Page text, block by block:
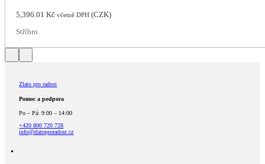
5,396.01Kč včetně DPH (CZK)
Stříbro
Zlato pro radost
Pomoc a podpora
Po – Pá: 9:00 – 14:00
+420 800 720 728
info@zlatoproradost.cz